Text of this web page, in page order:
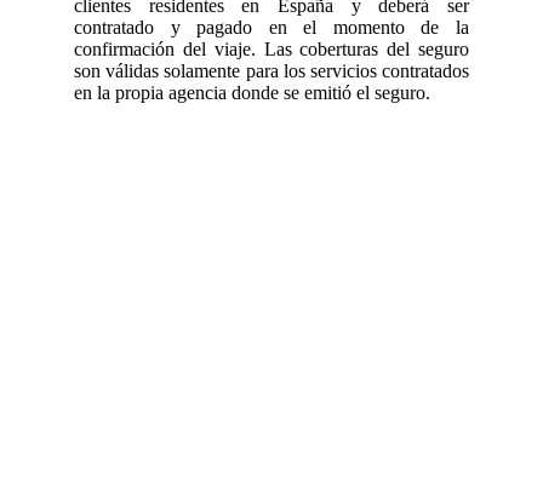
clientes residentes en España y deberá ser
contratado y pagado en el momento de la
confirmación del viaje. Las coberturas del seguro
son válidas solamente para los servicios contratados
en la propia agencia donde se emitió el seguro.